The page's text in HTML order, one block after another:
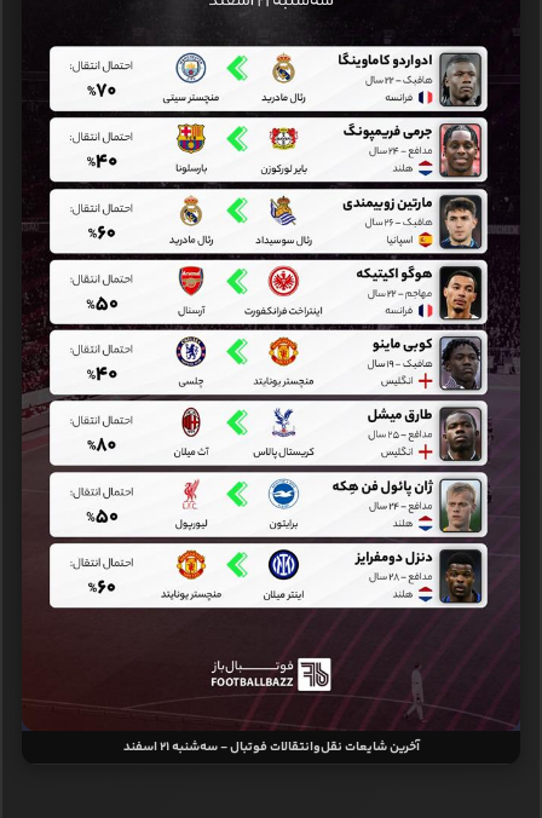
آخرین شایعات نقل‌وانتقالات فوتبال - سه‌شنبه 21 اسفند